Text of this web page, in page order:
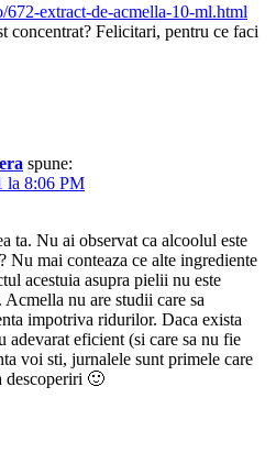
extract-de-acmella-10-ml.html
concentrat? Felicitari, pentru ce faci
spune:
la 8:06 PM
ta. Nu ai observat ca alcoolul este
Nu mai conteaza ce alte ingrediente
acestuia asupra pielii nu este
nu are studii care sa
impotriva ridurilor. Daca exista
adevarat eficient (si care sa nu fie
voi sti, jurnalele sunt primele care
descoperiri 🙂